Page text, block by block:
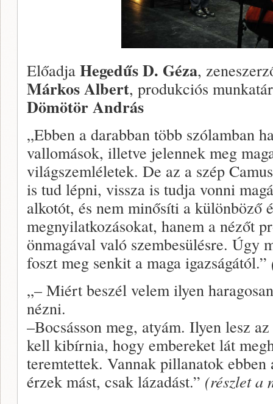
Előadja Hegedűs D. Géza,
Márkos Albert, produkciós
Dömötör András
„Ebben a darabban több szólamban
vallomások, illetve jelennek meg
világszemléletek. De az a szép
is tud lépni, vissza is tudja vonni
alkotót, és nem minősíti a különböző
megnyilatkozásokat, hanem a nézőt
önmagával való szembesülésre. Úgy
foszt meg senkit a maga igazságától.”
„– Miért beszél velem ilyen
nézni.
–Bocsásson meg, atyám. Ilyen lesz
kell kibírnia, hogy embereket lát
teremtettek. Vannak pillanatok ebben
érzek mást, csak lázadást.” (részlet a